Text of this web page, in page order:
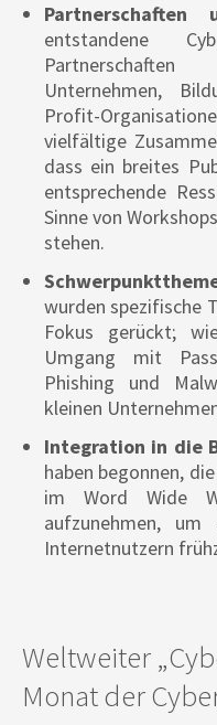
Partnerschaften
entstandene
Partnerschaften
Unternehmen,
Profit-
vielfältige
dass ein breites
entsprechende
Sinne von
stehen.
wurden spezifische
Fokus gerückt;
Umgang mit
Phishing und
kleinen
Integration in die
haben begonnen,
im Word Wide
aufzunehmen,
Internetnutzern
Weltweiter
Monat der